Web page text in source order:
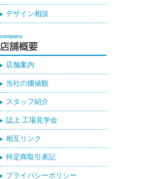
デザイン相談
店舗案内
当社の価値観
スタッフ紹介
誌上 工場見学会
相互リンク
特定商取引表記
プライバシーポリシー